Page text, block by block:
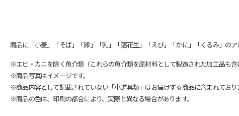
商品に「小麦」「そば」「卵」「乳」「落花生」「えび」「かに」「くるみ」の
※エビ・カニを除く魚介類（これらの魚介類を原材料として製造された加工品も
※商品写真はイメージです。
※商品内容として記載されていない「小道具類」はお届けする商品に含まれており
※商品の色は、印刷の都合により、実際と異なる場合があります。